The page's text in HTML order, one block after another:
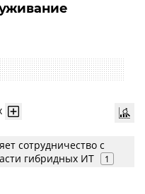
сотрудничество с
гибридных ИТ
1